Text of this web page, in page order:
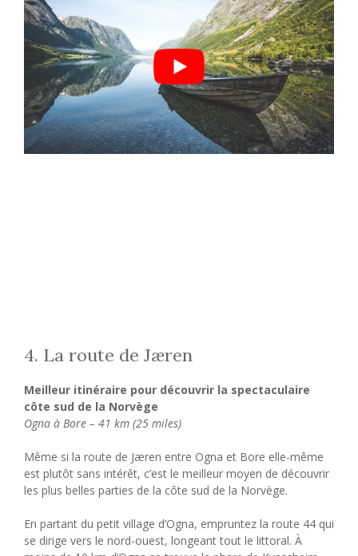
4. La route de Jæren
Meilleur itinéraire pour découvrir la spectaculaire
côte sud de la Norvège
Ogna à Bore – 41 km (25 miles)
Même si la route de Jæren entre Ogna et Bore elle-même
est plutôt sans intérêt, c’est le meilleur moyen de découvrir
les plus belles parties de la côte sud de la Norvège.
En partant du petit village d’Ogna, empruntez la route 44 qui
se dirige vers le nord-ouest, longeant tout le littoral. À